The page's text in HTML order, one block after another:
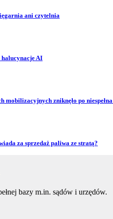
ani czytelnia
AI
mobilizacyjnych zniknęło po
za sprzedaż paliwa ze stratą?
bazy m.in. sądów i urzędów.